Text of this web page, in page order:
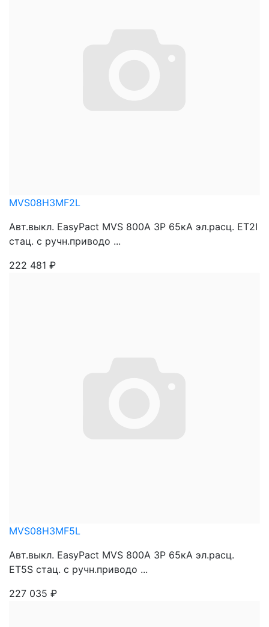
MVS08H3MF2L
Авт.выкл. EasyPact MVS 800A 3P 65кА эл.расц. ET2I
стац. с ручн.приводо ...
222 481 ₽
MVS08H3MF5L
Авт.выкл. EasyPact MVS 800A 3P 65кА эл.расц.
ET5S стац. с ручн.приводо ...
227 035 ₽